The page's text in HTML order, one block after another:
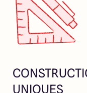
UNIQUES